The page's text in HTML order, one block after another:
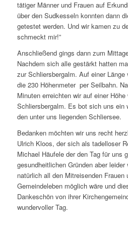
tätiger Männer und Frauen auf
über den Sudkesseln konnten dann
getestet werden. Und wir kamen zu
schmeckt mir!”
Anschließend gings dann zum
Nachdem sich alle gestärkt hatten
zur Schliersbergalm. Auf einer Länge
die 230 Höhenmeter per Seilbahn.
Minuten erreichten wir auf einer
Schliersbergalm. Es bot sich uns ein
den unter uns liegenden Schliersee.
Bedanken möchten wir uns recht
Ulrich Kloos, der sich als tadelloser
Michael Häufele der den Tag für uns
gesundheitlichen Gründen aber leider
natürlich all den Mitreisenden Frauen
Gemeindeleben möglich wäre und
Dankeschön von ihrer
wundervoller Tag.